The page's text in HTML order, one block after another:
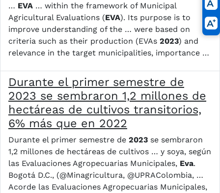
… EVA … within the framework of Municipal
Agricultural Evaluations (EVA). Its purpose is to
improve understanding of the … were based on
criteria such as their production (EVAs 2023) and
relevance in the target municipalities, importance …
Durante el primer semestre de
2023 se sembraron 1,2 millones de
hectáreas de cultivos transitorios,
6% más que en 2022
Durante el primer semestre de 2023 se sembraron
1,2 millones de hectáreas de cultivos … y soya, según
las Evaluaciones Agropecuarias Municipales, Eva.
Bogotá D.C., (@Minagricultura, @UPRAColombia, …
Acorde las Evaluaciones Agropecuarias Municipales,